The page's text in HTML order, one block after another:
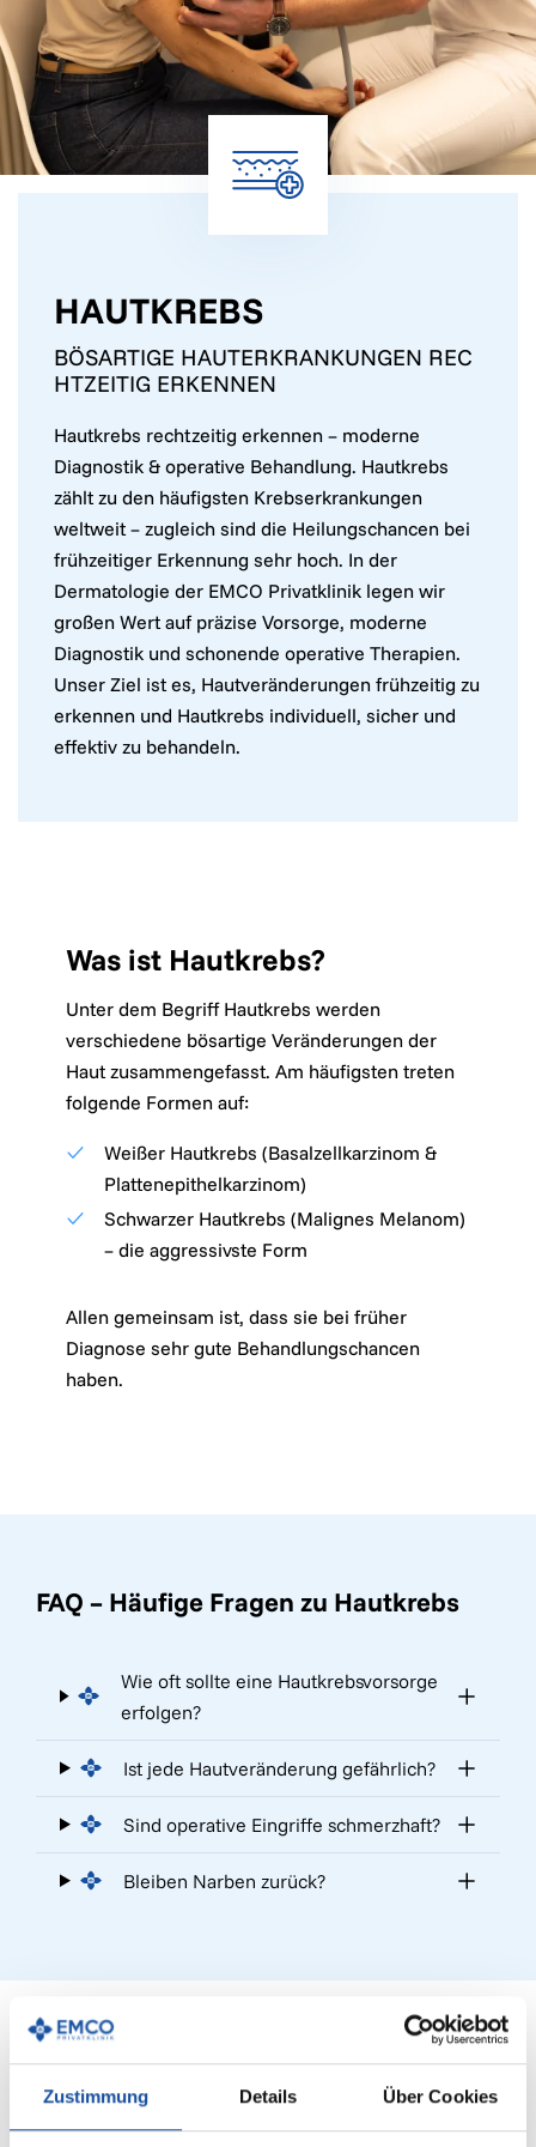
Zustimmung Details Über Cookies
HAUTKREBS
BÖSARTIGE HAUTERKRANKUNGEN REC
HTZEITIG ERKENNEN
Hautkrebs rechtzeitig erkennen – moderne
Diagnostik & operative Behandlung. Hautkrebs
zählt zu den häufigsten Krebserkrankungen
weltweit – zugleich sind die Heilungschancen bei
frühzeitiger Erkennung sehr hoch. In der
Dermatologie der EMCO Privatklinik legen wir
großen Wert auf präzise Vorsorge, moderne
Diagnostik und schonende operative Therapien.
Unser Ziel ist es, Hautveränderungen frühzeitig zu
erkennen und Hautkrebs individuell, sicher und
effektiv zu behandeln.
Was ist Hautkrebs?
Unter dem Begriff Hautkrebs werden
verschiedene bösartige Veränderungen der
Haut zusammengefasst. Am häufigsten treten
folgende Formen auf:
Weißer Hautkrebs (Basalzellkarzinom &
Plattenepithelkarzinom)
Schwarzer Hautkrebs (Malignes Melanom)
– die aggressivste Form
Allen gemeinsam ist, dass sie bei früher
Diagnose sehr gute Behandlungschancen
haben.
FAQ – Häufige Fragen zu Hautkrebs
Wie oft sollte eine Hautkrebsvorsorge
erfolgen?
Ist jede Hautveränderung gefährlich?
Sind operative Eingriffe schmerzhaft?
Bleiben Narben zurück?
Moderne Diagnostik in der